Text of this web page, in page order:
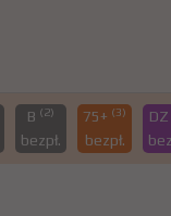
B (2)
bezpł.
75+ (3)
bezpł.
DZ